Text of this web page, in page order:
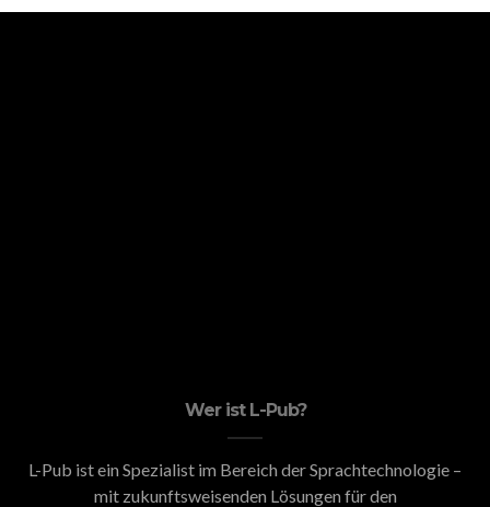
Wer ist L-Pub?
L-Pub ist ein Spezialist im Bereich der Sprachtechnologie –
mit zukunftsweisenden Lösungen für den